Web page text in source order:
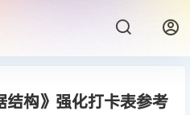
构》强化打卡表参考